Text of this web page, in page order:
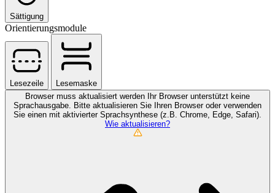
Sättigung
Orientierungsmodule
Lesezeile
Lesemaske
Browser muss aktualisiert werden Ihr Browser unterstützt keine
Sprachausgabe. Bitte aktualisieren Sie Ihren Browser oder verwenden
Sie einen mit aktivierter Sprachsynthese (z.B. Chrome, Edge, Safari).
Wie aktualisieren?